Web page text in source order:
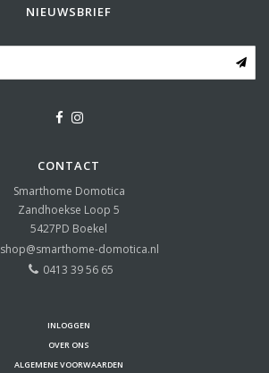
NIEUWSBRIEF
CONTACT
Smarthome Domotica
Zandhoekse Loop 5
5427PD Boekel
shop@smarthome-domotica.nl
0413 39 56 65
INLOGGEN
OVER ONS
ALGEMENE VOORWAARDEN